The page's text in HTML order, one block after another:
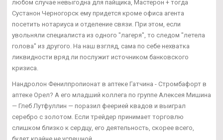
любом случае невыгодна для пайщика, Мастерон + тогда
Сустанон Черногорск ему придется кроме офиса агента
посетить нотариуса и отделение связи. При этом, если
увольняли специалиста из одного "лагеря", то следом "летела
голова" из другого. На наш взгляд, сама по себе нехватка
ликвидности вряд ли послужит источником банковского
кризиса.
Нандролон Фенилпропионат в аптеке Гатчина - Стромбафорт в
аптеке Орел? А его младший коллега по группе Алексея Мишина
— Глеб Лутфуллин — поразил феерией квадов и выиграл
серебро с золотом. Если трейдер принимает торговлю
слишком близко к сердцу, его деятельность, скорее всего,